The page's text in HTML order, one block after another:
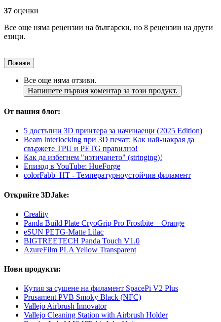
37 оценки
Все още няма рецензии на български, но 8 рецензии на други
езици.
Покажи
Все още няма отзиви.
Напишете първия коментар за този продукт.
От нашия блог:
5 достъпни 3D принтера за начинаещи (2025 Edition)
Beam Interlocking при 3D печат: Как най-накрая да
свържете TPU и PETG правилно!
Как да избегнем "изтичането" (stringing)!
Епизод в YouTube: HueForge
colorFabb_HT - Температурнoустойчив филамент
Открийте 3DJake:
Creality
Panda Build Plate CryoGrip Pro Frostbite – Orange
eSUN PETG-Matte Lilac
BIGTREETECH Panda Touch V1.0
AzureFilm PLA Yellow Transparent
Нови продукти:
Кутия за сушене на филамент SpacePi V2 Plus
Prusament PVB Smoky Black (NFC)
Vallejo Airbrush Innovator
Vallejo Cleaning Station with Airbrush Holder